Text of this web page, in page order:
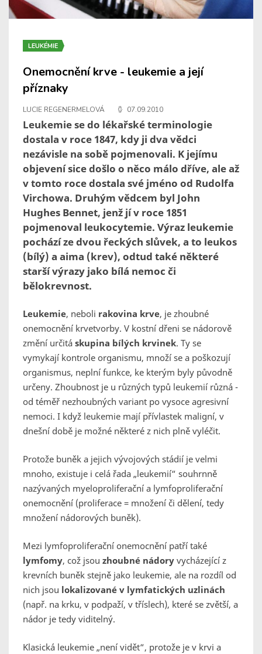
LEUKÉMIE
Onemocnění krve - leukemie a její
příznaky
LUCIE REGENERMELOVÁ 07.09.2010
Leukemie se do lékařské terminologie
dostala v roce 1847, kdy ji dva vědci
nezávisle na sobě pojmenovali. K jejímu
objevení sice došlo o něco málo dříve, ale až
v tomto roce dostala své jméno od Rudolfa
Virchowa. Druhým vědcem byl John
Hughes Bennet, jenž jí v roce 1851
pojmenoval leukocytemie. Výraz leukemie
pochází ze dvou řeckých slůvek, a to leukos
(bílý) a aima (krev), odtud také některé
starší výrazy jako bílá nemoc či
bělokrevnost.
Leukemie, neboli rakovina krve, je zhoubné
onemocnění krvetvorby. V kostní dřeni se nádorově
změní určitá skupina bílých krvinek. Ty se
vymykají kontrole organismu, množí se a poškozují
organismus, neplní funkce, ke kterým byly původně
určeny. Zhoubnost je u různých typů leukemií různá -
od téměř nezhoubných variant po vysoce agresivní
nemoci. I když leukemie mají přívlastek maligní, v
dnešní době je možné některé z nich plně vyléčit.
Protože buněk a jejich vývojových stádií je velmi
mnoho, existuje i celá řada „leukemií“ souhrnně
nazývaných myeloproliferační a lymfoproliferační
onemocnění (proliferace = množení či dělení, tedy
množení nádorových buněk).
Mezi lymfoproliferační onemocnění patří také
lymfomy, což jsou zhoubné nádory vycházející z
krevních buněk stejně jako leukemie, ale na rozdíl od
nich jsou lokalizované v lymfatických uzlinách
(např. na krku, v podpaží, v tříslech), které se zvětší, a
nádor je tedy viditelný.
Klasická leukemie „není vidět“, protože je v krvi a